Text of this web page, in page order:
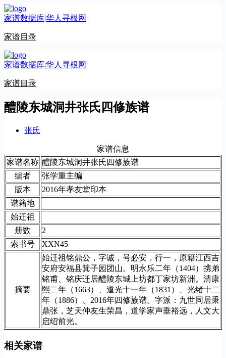
跳
至
容
家谱数据库|华人寻根网
家谱目录
家谱数据库|华人寻根网
家谱目录
醴陵东城洞井张氏四修族谱
张氏
家谱信息
家谱名称 醴陵东城洞井张氏四修族谱
编者
张学重主编
版本
2016年孝友堂印本
谱籍地
始迁祖
册数
2
索书号
XXN45
摘要
始迁祖铭鼎公，字诚，号必安，行一，原籍江西吉
安府安福县箕子园团山。明永乐二年（1404）携弟
铭甫、铭庆迁居醴陵东城上坊都丁家坊新洲。清康
熙二年（1663）、道光十一年（1831）、光绪十二
年（1886）、2016年四修族谱。字派：九世同居秉
鼎张，芝天仲友生荣昌，道学家声垂裕远，人文大
启绍前光。
相关家谱